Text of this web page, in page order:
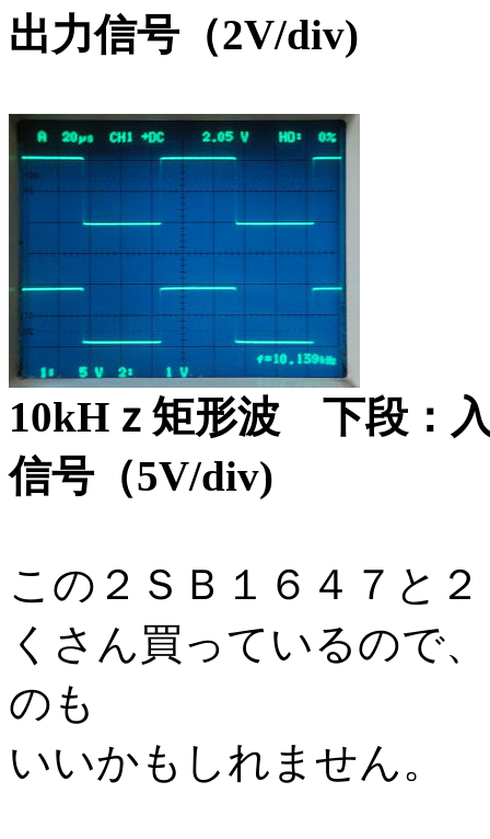
出力信号（2V/div)
10kHｚ矩形波 下段：
信号（5V/div)
この２ＳＢ１６４７と
くさん買っているので
のも
いいかもしれません。